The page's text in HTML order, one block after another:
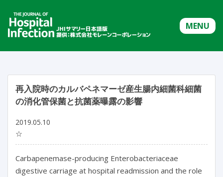
MENU
再入院時のカルバペネマーゼ産生腸内細菌科細菌
の消化管保菌と抗菌薬曝露の影響
2019.05.10
☆
Carbapenemase-producing Enterobacteriaceae
digestive carriage at hospital readmission and the role